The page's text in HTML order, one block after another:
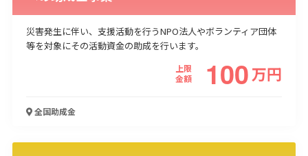
物流・運輸業 製造業 情報通信業 卸売･小売業
医療･福祉 農業･林業
漁業
災害発生に伴い、支援活動を行うNPO法人やボランティア団体
等を対象にその活動資金の助成を行います。
上限
金額
100万円
全国助成金